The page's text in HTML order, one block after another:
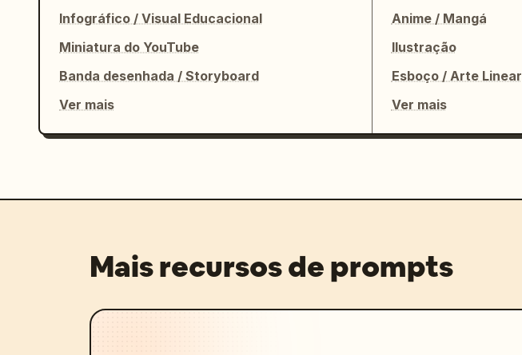
Infográfico / Visual Educacional
Miniatura do YouTube
Banda desenhada / Storyboard
Ver mais
Anime / Mangá
Ilustração
Esboço / Arte Linear
Ver mais
Mais recursos de prompts